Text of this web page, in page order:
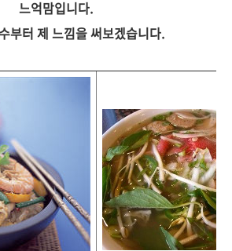
느억맘입니다.
부터 제 느낌을 써보겠습니다.